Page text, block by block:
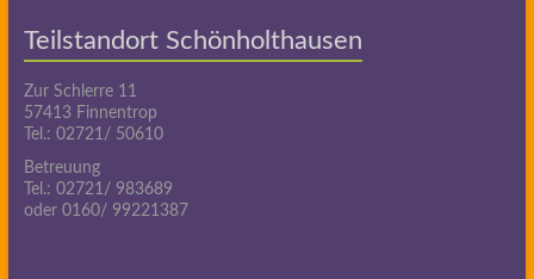
Teilstandort Schönholthausen
Zur Schlerre 11
57413 Finnentrop
Tel.: 02721/ 50610
Betreuung
Tel.: 02721/ 983689
oder 0160/ 99221387